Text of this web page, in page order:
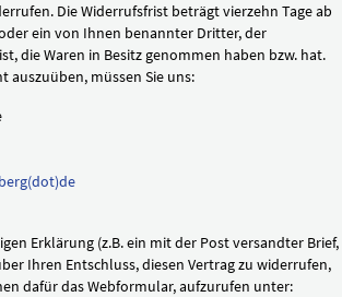
Die Widerrufsfrist beträgt vierzehn Tage ab
ein von Ihnen benannter Dritter, der
die Waren in Besitz genommen haben bzw. hat.
auszuüben, müssen Sie uns:
Erklärung (z.B. ein mit der Post versandter Brief,
Ihren Entschluss, diesen Vertrag zu widerrufen,
dafür das Webformular, aufzurufen unter: